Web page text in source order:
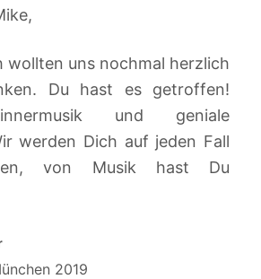
wollten uns nochmal herzlich
Du hast es getroffen!
und geniale
werden Dich auf jeden Fall
von Musik hast Du
2019